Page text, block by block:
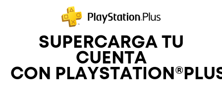
SUPERCARGA TU
CUENTA
CON